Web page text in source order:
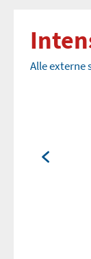
Alle externe